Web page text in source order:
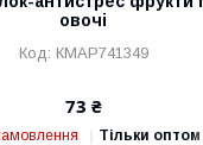
овочі
КМAP741349
73 ₴
Тільки оптом